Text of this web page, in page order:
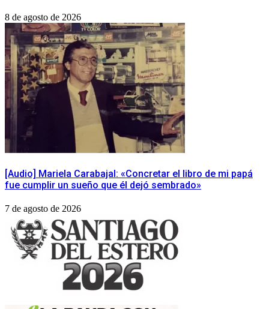
8 de agosto de 2026
[Audio] Mariela Carabajal: «Concretar el libro de mi papá
fue cumplir un sueño que él dejó sembrado»
7 de agosto de 2026